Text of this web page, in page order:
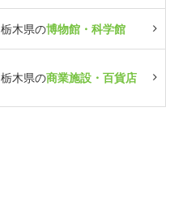
栃木県の博物館・科学館
栃木県の商業施設・百貨店